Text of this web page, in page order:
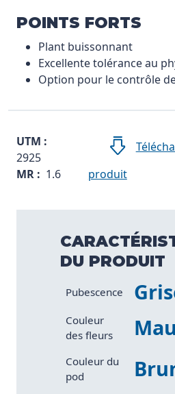
PRODCUT
POINTS FORTS
Plant buissonnant
Excellente tolérance au
Option pour le contrôle
UTM :
2925
MR : 1.6
produit
DU PRODUIT
Caractéristique
Pubescence
Couleur
des fleurs
Couleur du
pod